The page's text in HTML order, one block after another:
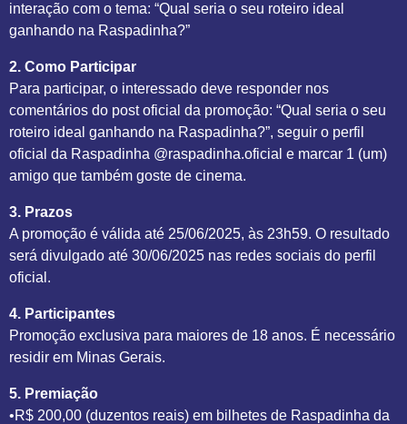
interação com o tema: “Qual seria o seu roteiro ideal
ganhando na Raspadinha?”
2. Como Participar
Para participar, o interessado deve responder nos
comentários do post oficial da promoção: “Qual seria o seu
roteiro ideal ganhando na Raspadinha?”, seguir o perfil
oficial da Raspadinha @raspadinha.oficial e marcar 1 (um)
amigo que também goste de cinema.
3. Prazos
A promoção é válida até 25/06/2025, às 23h59. O resultado
será divulgado até 30/06/2025 nas redes sociais do perfil
oficial.
4. Participantes
Promoção exclusiva para maiores de 18 anos. É necessário
residir em Minas Gerais.
5. Premiação
•R$ 200,00 (duzentos reais) em bilhetes de Raspadinha da